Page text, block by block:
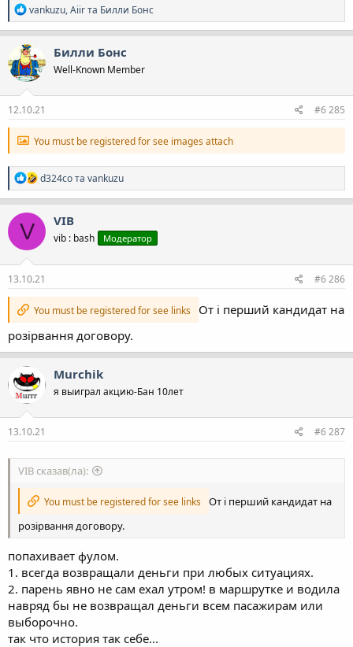
Р
е
а
к
ц
і
ї
:
vankuzu,Aiirта Билли Бонс
Билли Бонс
Well-Known Member
12.10.21 #6 285
You must be registered for see images attach
Р
е
а
к
ц
:
d324coта vankuzu
V VIB
vib : bash Модератор
13.10.21 #6 286
You must be registered for see links
От і перший кандидат на
розірвання договору.
Murchik
я выиграл акцию-Бан 10лет
13.10.21 #6 287
VIB сказав(ла):
You must be registered for see links От і перший кандидат на
розірвання договору.
попахивает фулом.
1. всегда возвращали деньги при любых ситуациях.
2. парень явно не сам ехал утром! в маршрутке и водила
навряд бы не возвращал деньги всем пасажирам или
выборочно.
так что история так себе...